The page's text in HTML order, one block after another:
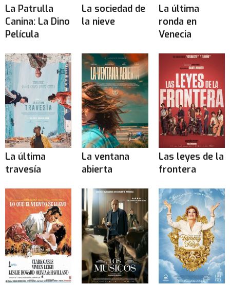
La Patrulla
Canina: La Dino
Película
La sociedad de
la nieve
La última
ronda en
Venecia
La última
travesía
La ventana
abierta
Las leyes de la
frontera